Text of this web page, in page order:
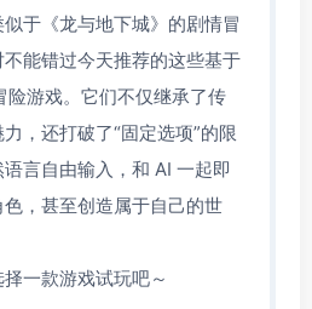
于《龙与地下城》的剧情冒
能错过今天推荐的这些基于
险游戏。它们不仅继承了传
，还打破了“固定选项”的限
言自由输入，和 AI 一起即
，甚至创造属于自己的世
一款游戏试玩吧～